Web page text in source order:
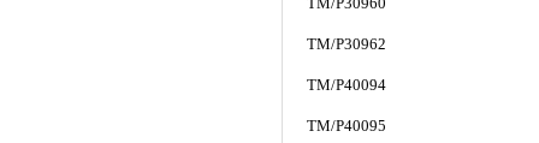
TM/P30962
TM/P40094
TM/P40095